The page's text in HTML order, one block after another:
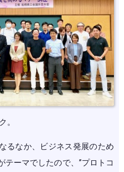
。
るなか、ビジネス発展のため
テーマでしたので、”プロトコ